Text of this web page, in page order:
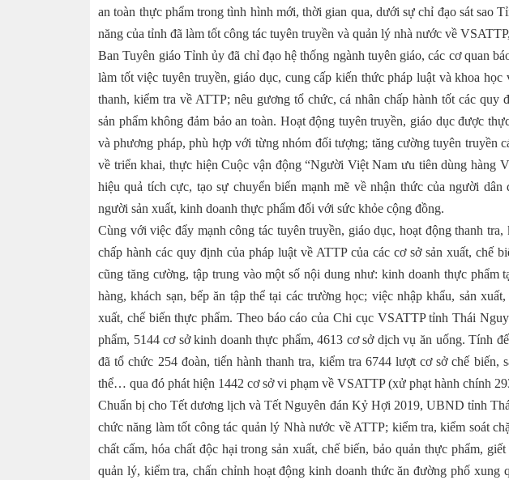
an toàn thực phẩm trong tình hình mới, thời gian qua, dưới sự chỉ đạo sát sao
năng của tỉnh đã làm tốt công tác tuyên truyền và quản lý nhà nước về
Ban Tuyên giáo Tỉnh ủy đã chỉ đạo hệ thống ngành tuyên giáo, các cơ quan
làm tốt việc tuyên truyền, giáo dục, cung cấp kiến thức pháp luật và khoa
thanh, kiểm tra về ATTP; nêu gương tổ chức, cá nhân chấp hành tốt các quy
sản phẩm không đảm bảo an toàn. Hoạt động tuyên truyền, giáo dục được
và phương pháp, phù hợp với từng nhóm đối tượng; tăng cường tuyên truyền
về triển khai, thực hiện Cuộc vận động “Người Việt Nam ưu tiên dùng hàng
hiệu quả tích cực, tạo sự chuyển biến mạnh mẽ về nhận thức của người
người sản xuất, kinh doanh thực phẩm đối với sức khỏe cộng đồng.
Cùng với việc đẩy mạnh công tác tuyên truyền, giáo dục, hoạt động thanh
chấp hành các quy định của pháp luật về ATTP của các cơ sở sản xuất, chế
cũng tăng cường, tập trung vào một số nội dung như: kinh doanh thực phẩm
hàng, khách sạn, bếp ăn tập thể tại các trường học; việc nhập khẩu, sản
xuất, chế biến thực phẩm. Theo báo cáo của Chi cục VSATTP tỉnh Thái
phẩm, 5144 cơ sở kinh doanh thực phẩm, 4613 cơ sở dịch vụ ăn uống. Tính
đã tổ chức 254 đoàn, tiến hành thanh tra, kiểm tra 6744 lượt cơ sở chế biến,
thể… qua đó phát hiện 1442 cơ sở vi phạm về VSATTP (xử phạt hành chính
Chuẩn bị cho Tết dương lịch và Tết Nguyên đán Kỷ Hợi 2019, UBND tỉnh
chức năng làm tốt công tác quản lý Nhà nước về ATTP; kiểm tra, kiểm soát
chất cấm, hóa chất độc hại trong sản xuất, chế biến, bảo quản thực phẩm,
quản lý, kiểm tra, chấn chỉnh hoạt động kinh doanh thức ăn đường phố xung